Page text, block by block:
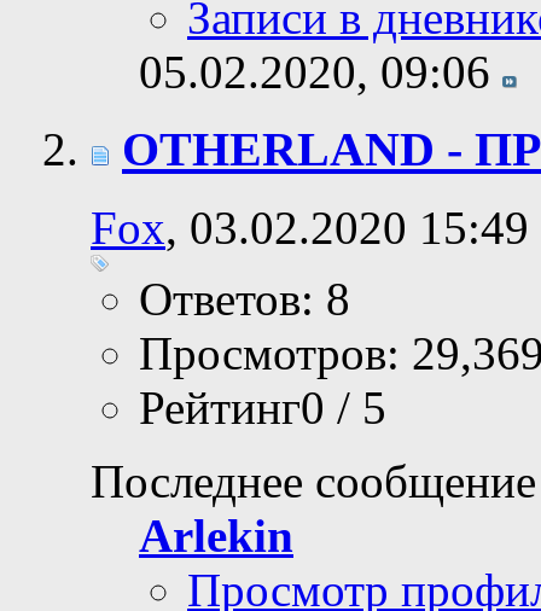
Записи в
05.02.2020, 09:06
OTHERLAND -
Fox, 03.02.2020 15:49
Ответов: 8
Просмотров:
Рейтинг0 / 5
Последнее
Arlekin
Просмотр